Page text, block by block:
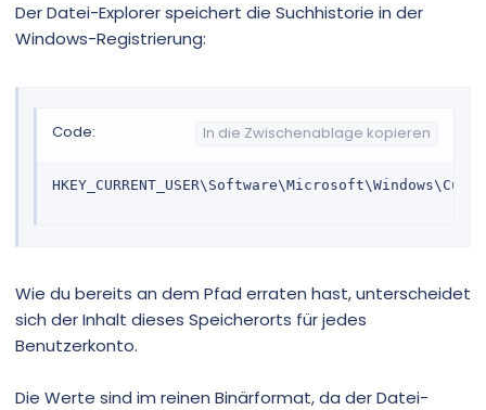
Der Datei-Explorer speichert die Suchhistorie in der
Windows-Registrierung:
Code: In die Zwischenablage kopieren
Wie du bereits an dem Pfad erraten hast, unterscheidet
sich der Inhalt dieses Speicherorts für jedes
Benutzerkonto.
Die Werte sind im reinen Binärformat, da der Datei-